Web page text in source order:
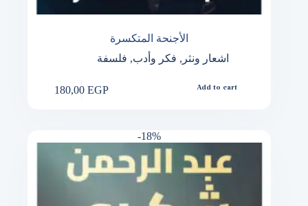
الأجنحة المتكسرة
اشعار ونثر , فكر وأدب, فلسفة
180,00EGP Add to cart
-18%